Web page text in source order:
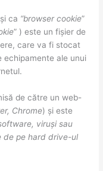
ca “browser cookie”
” ) este un fișier de
care va fi stocat
echipamente ale unui
de către un web-
Chrome) și este
viruși sau
de pe hard drive-ul